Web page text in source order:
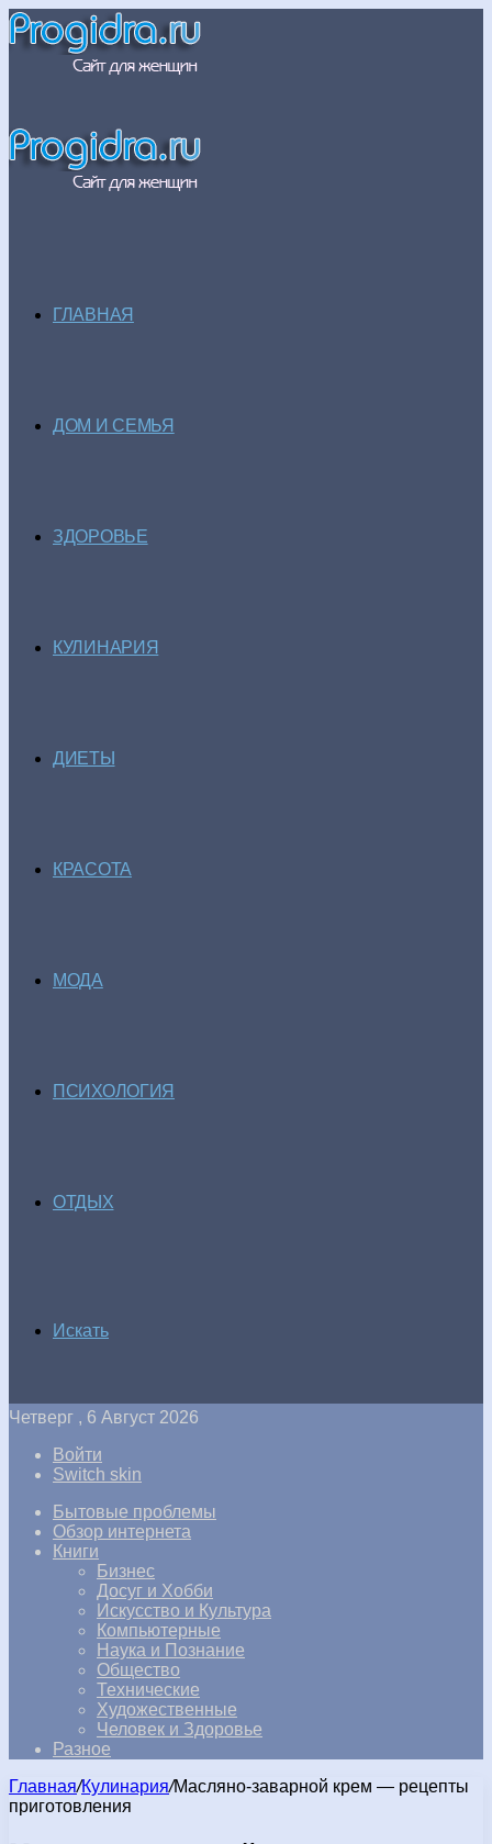
ГЛАВНАЯ
ДОМ И СЕМЬЯ
ЗДОРОВЬЕ
КУЛИНАРИЯ
ДИЕТЫ
КРАСОТА
МОДА
ПСИХОЛОГИЯ
ОТДЫХ
Искать
Четверг , 6 Август 2026
Войти
Switch skin
Бытовые проблемы
Обзор интернета
Книги
Бизнес
Досуг и Хобби
Искусство и Культура
Компьютерные
Наука и Познание
Общество
Технические
Художественные
Человек и Здоровье
Разное
Главная/Кулинария/Масляно-заварной крем — рецепты
приготовления